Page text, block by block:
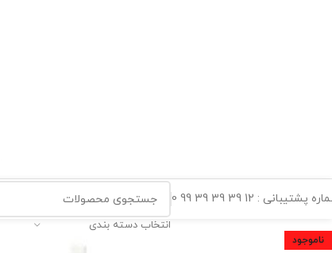
پشتیبانی : 12 39 39 39 99 0
انتخاب دسته بندی
ناموجود